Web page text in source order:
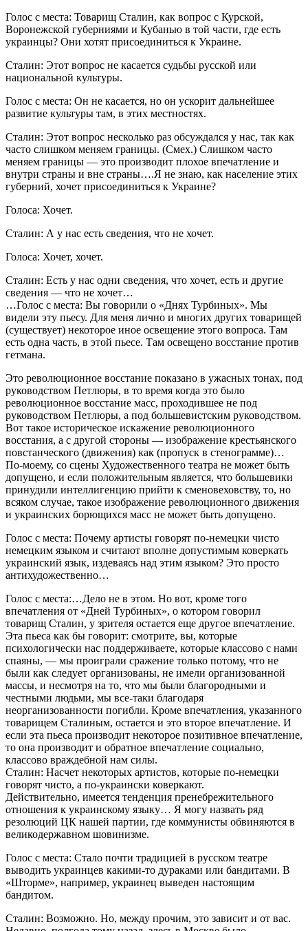
Голос с места: Товарищ Сталин, как вопрос с Курской,
Воронежской губерниями и Кубанью в той части, где есть
украинцы? Они хотят присоединиться к Украине.
Сталин: Этот вопрос не касается судьбы русской или
национальной культуры.
Голос с места: Он не касается, но он ускорит дальнейшее
развитие культуры там, в этих местностях.
Сталин: Этот вопрос несколько раз обсуждался у нас, так как
часто слишком меняем границы. (Смех.) Слишком часто
меняем границы — это производит плохое впечатление и
внутри страны и вне страны….Я не знаю, как население этих
губерний, хочет присоединиться к Украине?
Голоса: Хочет.
Сталин: А у нас есть сведения, что не хочет.
Голоса: Хочет, хочет.
Сталин: Есть у нас одни сведения, что хочет, есть и другие
сведения — что не хочет…
…Голос с места: Вы говорили о «Днях Турбиных». Мы
видели эту пьесу. Для меня лично и многих других товарищей
(существует) некоторое иное освещение этого вопроса. Там
есть одна часть, в этой пьесе. Там освещено восстание против
гетмана.
Это революционное восстание показано в ужасных тонах, под
руководством Петлюры, в то время когда это было
революционное восстание масс, проходившее не под
руководством Петлюры, а под большевистским руководством.
Вот такое историческое искажение революционного
восстания, а с другой стороны — изображение крестьянского
повстанческого (движения) как (пропуск в стенограмме)…
По-моему, со сцены Художественного театра не может быть
допущено, и если положительным является, что большевики
принудили интеллигенцию прийти к сменовеховству, то, но
всяком случае, такое изображение революционного движения
и украинских борющихся масс не может быть допущено.
Голос с места: Почему артисты говорят по-немецки чисто
немецким языком и считают вполне допустимым коверкать
украинский язык, издеваясь над этим языком? Это просто
антихудожественно…
Голос с места:…Дело не в этом. Но вот, кроме того
впечатления от «Дней Турбиных», о котором говорил
товарищ Сталин, у зрителя остается еще другое впечатление.
Эта пьеса как бы говорит: смотрите, вы, которые
психологически нас поддерживаете, которые классово с нами
спаяны, — мы проиграли сражение только потому, что не
были как следует организованы, не имели организованной
массы, и несмотря на то, что мы были благородными и
честными людьми, мы все-таки благодаря
неорганизованности погибли. Кроме впечатления, указанного
товарищем Сталиным, остается и это второе впечатление. И
если эта пьеса производит некоторое позитивное впечатление,
то она производит и обратное впечатление социально,
классово враждебной нам силы.
Сталин: Насчет некоторых артистов, которые по-немецки
говорят чисто, а по-украински коверкают.
Действительно, имеется тенденция пренебрежительного
отношения к украинскому языку… Я могу назвать ряд
резолюций ЦК нашей партии, где коммунисты обвиняются в
великодержавном шовинизме.
Голос с места: Стало почти традицией в русском театре
выводить украинцев какими-то дураками или бандитами. В
«Шторме», например, украинец выведен настоящим
бандитом.
Сталин: Возможно. Но, между прочим, это зависит и от вас.